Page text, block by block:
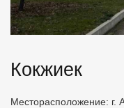
Кокжиек
Месторасположение: г.